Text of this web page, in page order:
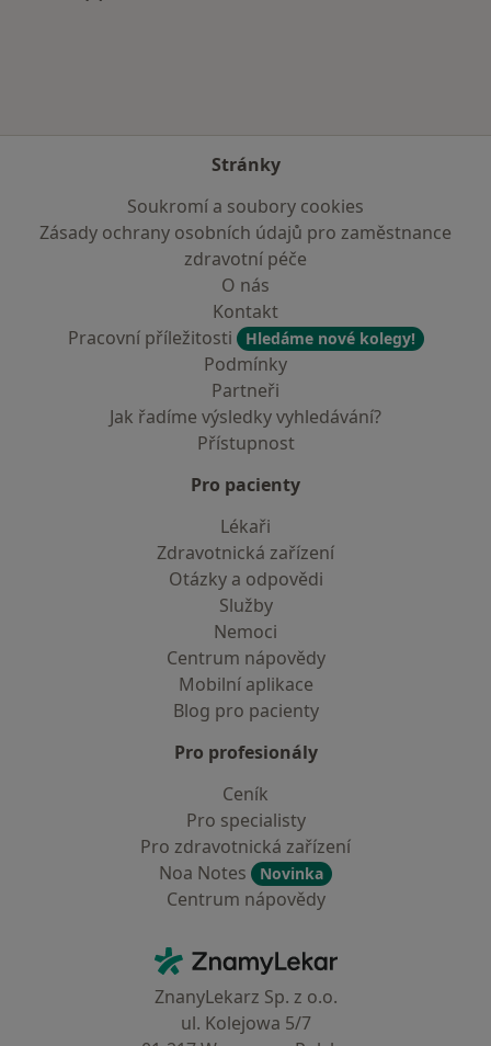
Stránky
Soukromí a soubory cookies
Zásady ochrany osobních údajů pro zaměstnance
zdravotní péče
O nás
Kontakt
Pracovní příležitosti
Hledáme nové kolegy!
Podmínky
Partneři
Jak řadíme výsledky vyhledávání?
Přístupnost
Pro pacienty
Lékaři
Zdravotnická zařízení
Otázky a odpovědi
Služby
Nemoci
Centrum nápovědy
Mobilní aplikace
Blog pro pacienty
Pro profesionály
Ceník
Pro specialisty
Pro zdravotnická zařízení
Noa Notes
Novinka
Centrum nápovědy
ZnamyLekar - Hlavní stránka
ZnanyLekarz Sp. z o.o.
ul. Kolejowa 5/7